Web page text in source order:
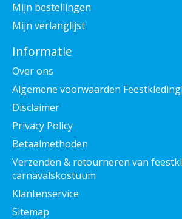
Mijn bestellingen
Mijn verlanglijst
Informatie
Over ons
Algemene voorwaarden
Disclaimer
Privacy Policy
Betaalmethoden
Verzenden & retourneren van
carnavalskostuum
Klantenservice
Sitemap